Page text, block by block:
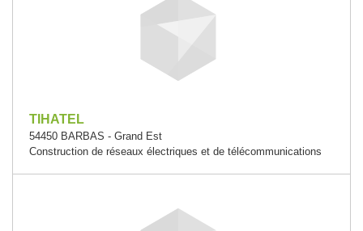
TIHATEL
54450 BARBAS - Grand Est
Construction de réseaux électriques et de télécommunications